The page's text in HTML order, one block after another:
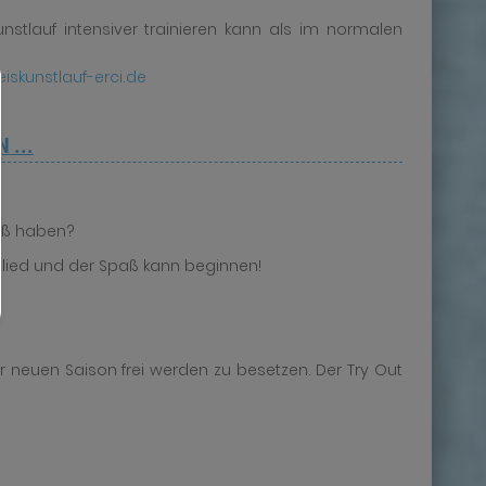
intensiver trainieren kann als im normalen
erci.de
...
haben?
und der Spaß kann beginnen!
neuen Saison frei werden zu besetzen. Der Try Out